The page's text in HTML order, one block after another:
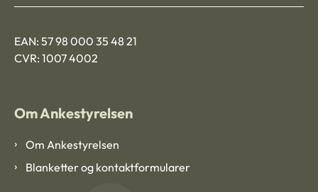
EAN: 57 98 000 35 48 21
CVR: 1007 4002
Om Ankestyrelsen
Om Ankestyrelsen
Blanketter og kontaktformularer